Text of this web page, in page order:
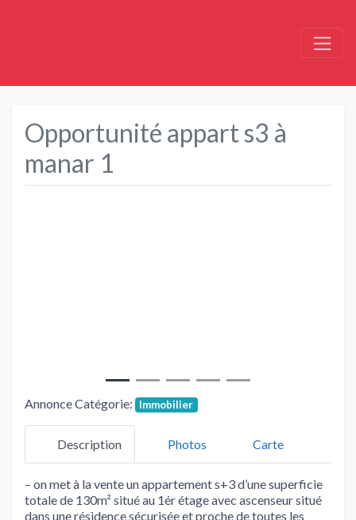
Opportunité appart s3 à
manar 1
Annonce Catégorie: Immobilier
Description Photos Carte
– on met à la vente un appartement s+3 d’une superficie
totale de 130m² situé au 1ér étage avec ascenseur situé
dans une résidence sécurisée et proche de toutes les